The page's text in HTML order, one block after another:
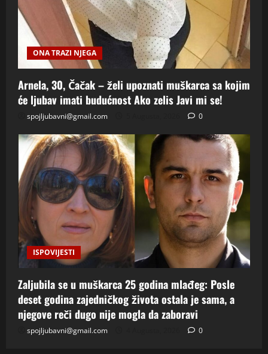
ONA TRAZI NJEGA
Arnela, 30, Čačak – želi upoznati muškarca sa kojim
će ljubav imati budućnost Ako zelis Javi mi se!
spojljubavni@gmail.com 0
ISPOVIJESTI
Zaljubila se u muškarca 25 godina mlađeg: Posle
deset godina zajedničkog života ostala je sama, a
njegove reči dugo nije mogla da zaboravi
spojljubavni@gmail.com 0